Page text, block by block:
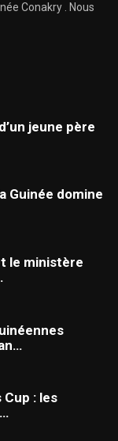
Conakry . Nous
jeune père
Guinée domine
le ministère
: les